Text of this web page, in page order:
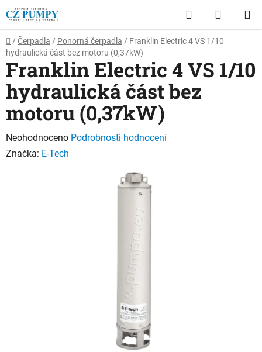
Přejít
na
obsah
Hledat
KOŠÍK
Domů
/ Čerpadla / Ponorná čerpadla / Franklin Electric 4 VS 1/10
hydraulická část bez motoru (0,37kW)
Franklin Electric 4 VS 1/10
hydraulická část bez
motoru (0,37kW)
Průměrné
hodnocení
Neohodnoceno Podrobnosti hodnocení
Značka: E-Tech